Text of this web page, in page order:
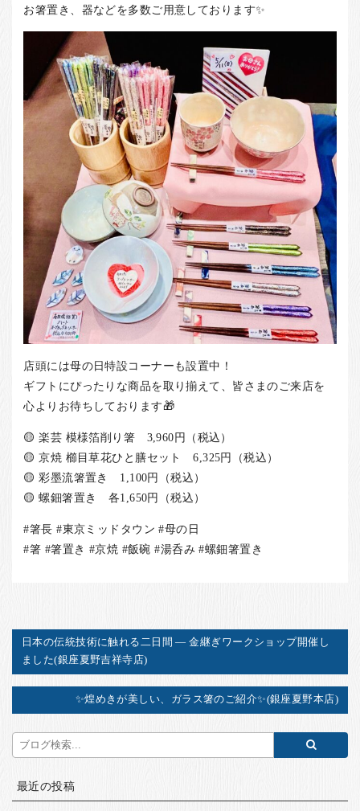
お箸置き、器などを多数ご用意しております✨
店頭には母の日特設コーナーも設置中！
ギフトにぴったりな商品を取り揃えて、皆さまのご来店を
心よりお待ちしております🎁
🟡 楽芸 模様箔削り箸 3,960円（税込）
🟡 京焼 櫛目草花ひと膳セット 6,325円（税込）
🟡 彩墨流箸置き 1,100円（税込）
🟡 螺鈿箸置き 各1,650円（税込）
#箸長 #東京ミッドタウン #母の日
#箸 #箸置き #京焼 #飯碗 #湯呑み #螺鈿箸置き
日本の伝統技術に触れる二日間 ― 金継ぎワークショップ開催し
ました(銀座夏野吉祥寺店)
✨煌めきが美しい、ガラス箸のご紹介✨(銀座夏野本店)
最近の投稿